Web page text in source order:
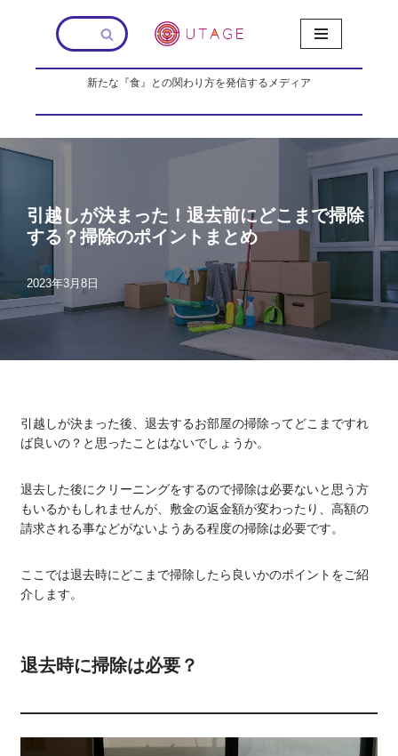
新たな『食』との関わり方を発信するメディア
引越しが決まった！退去前にどこまで掃除
する？掃除のポイントまとめ
2023年3月8日
引越しが決まった後、退去するお部屋の掃除ってどこまですれ
ば良いの？と思ったことはないでしょうか。
退去した後にクリーニングをするので掃除は必要ないと思う方
もいるかもしれませんが、敷金の返金額が変わったり、高額の
請求される事などがないようある程度の掃除は必要です。
ここでは退去時にどこまで掃除したら良いかのポイントをご紹
介します。
退去時に掃除は必要？